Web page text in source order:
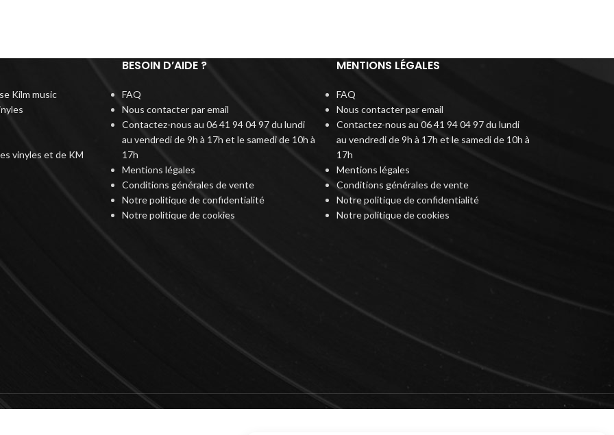
Kilm music
vinyles et de KM
BESOIN D’AIDE ?
FAQ
Nous contacter par email
Contactez-nous au 06 41 94 04 97 du lundi
au vendredi de 9h à 17h et le samedi de 10h à
17h
Mentions légales
Conditions générales de vente
Notre politique de confidentialité
Notre politique de cookies
MENTIONS LÉGALES
FAQ
Nous contacter par email
Contactez-nous au 06 41 94 04 97 du lundi
au vendredi de 9h à 17h et le samedi de 10h à
17h
Mentions légales
Conditions générales de vente
Notre politique de confidentialité
Notre politique de cookies